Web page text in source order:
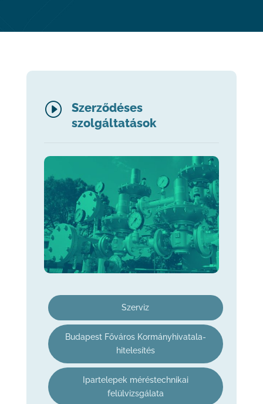
I
Szerződéses
szolgáltatások
Szerviz
Budapest Főváros Kormányhivatala-
hitelesítés
Ipartelepek méréstechnikai
felülvizsgálata